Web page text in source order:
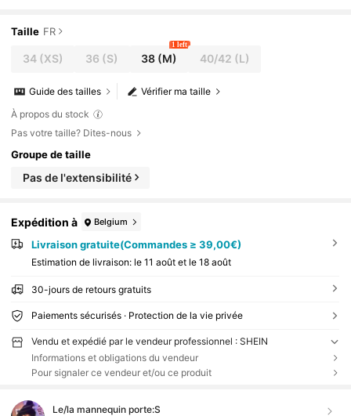
Taille FR
34(XS) 36 (S) 38(M)
1 left
40/42 (L)
Vérifier ma taille
Guide des tailles
À propos du stock
Pas votre taille? Dites-nous
Groupe de taille
Pas de l'extensibilité
Expédition à Belgium
Livraison gratuite(Commandes ≥ 39,00€)
Estimation de livraison: le 11 août et le 18 août
30-jours de retours gratuits
Paiements sécurisés · Protection de la vie privée
Vendu et expédié par le vendeur professionnel : SHEIN
Informations et obligations du vendeur
Pour signaler ce vendeur et/ou ce produit
Le/la mannequin porte:S